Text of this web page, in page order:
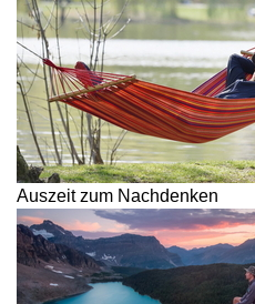
Auszeit zum Nachdenken